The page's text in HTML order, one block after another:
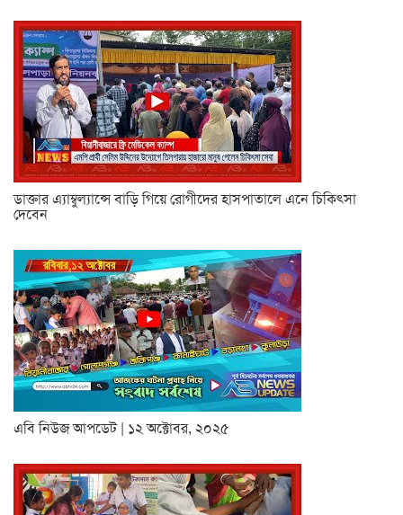
ডাক্তার এ্যাম্বুল্যান্সে বাড়ি গিয়ে রোগীদের হাসপাতালে এনে চিকিৎসা
দেবেন
এবি নিউজ আপডেট | ১২ অক্টোবর, ২০২৫